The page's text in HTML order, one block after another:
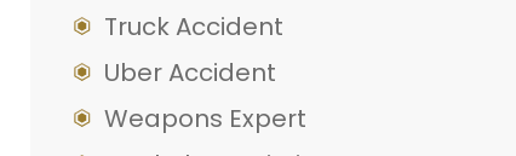
Truck Accident
Uber Accident
Weapons Expert